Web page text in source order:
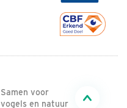
Samen voor
vogels en natuur